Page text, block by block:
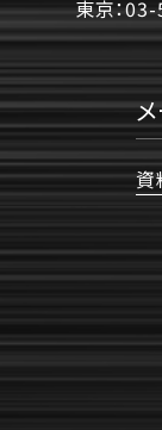
東京：
資